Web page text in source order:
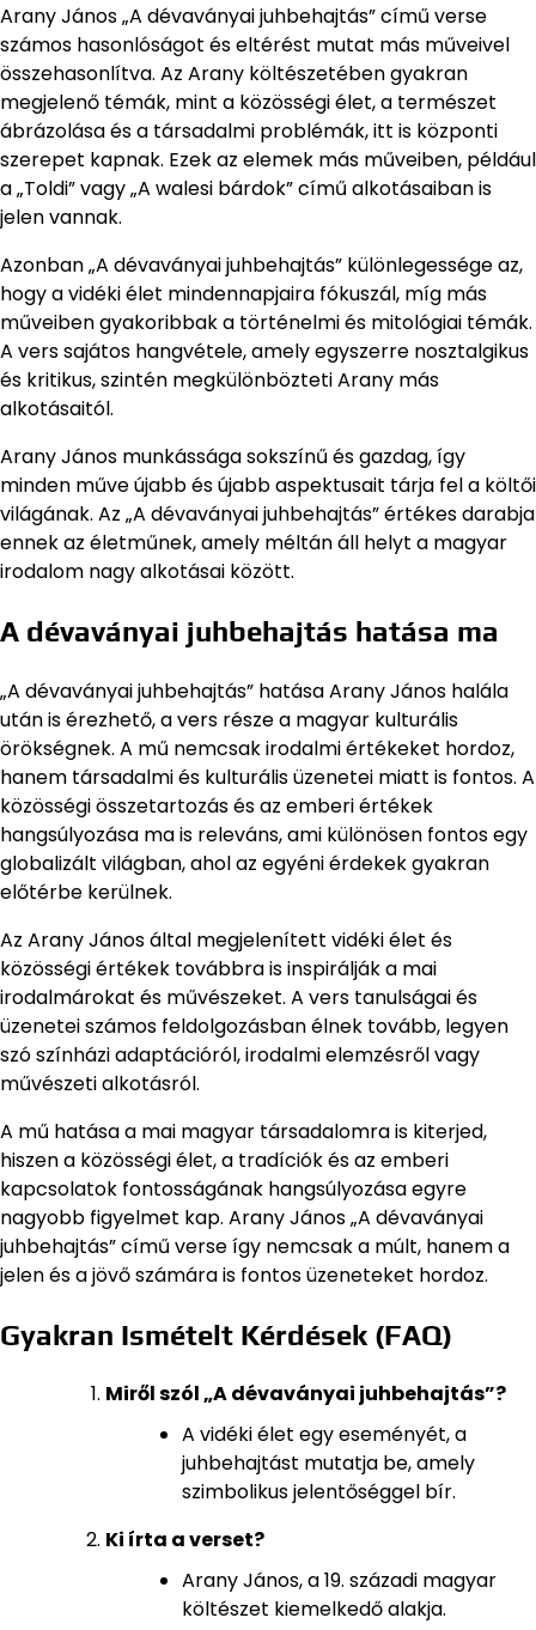
Arany János „A dévaványai juhbehajtás” című verse
számos hasonlóságot és eltérést mutat más műveivel
összehasonlítva. Az Arany költészetében gyakran
megjelenő témák, mint a közösségi élet, a természet
ábrázolása és a társadalmi problémák, itt is központi
szerepet kapnak. Ezek az elemek más műveiben, például
a „Toldi” vagy „A walesi bárdok” című alkotásaiban is
jelen vannak.
Azonban „A dévaványai juhbehajtás” különlegessége az,
hogy a vidéki élet mindennapjaira fókuszál, míg más
műveiben gyakoribbak a történelmi és mitológiai témák.
A vers sajátos hangvétele, amely egyszerre nosztalgikus
és kritikus, szintén megkülönbözteti Arany más
alkotásaitól.
Arany János munkássága sokszínű és gazdag, így
minden műve újabb és újabb aspektusait tárja fel a költői
világának. Az „A dévaványai juhbehajtás” értékes darabja
ennek az életműnek, amely méltán áll helyt a magyar
irodalom nagy alkotásai között.
A dévaványai juhbehajtás hatása ma
„A dévaványai juhbehajtás” hatása Arany János halála
után is érezhető, a vers része a magyar kulturális
örökségnek. A mű nemcsak irodalmi értékeket hordoz,
hanem társadalmi és kulturális üzenetei miatt is fontos. A
közösségi összetartozás és az emberi értékek
hangsúlyozása ma is releváns, ami különösen fontos egy
globalizált világban, ahol az egyéni érdekek gyakran
előtérbe kerülnek.
Az Arany János által megjelenített vidéki élet és
közösségi értékek továbbra is inspirálják a mai
irodalmárokat és művészeket. A vers tanulságai és
üzenetei számos feldolgozásban élnek tovább, legyen
szó színházi adaptációról, irodalmi elemzésről vagy
művészeti alkotásról.
A mű hatása a mai magyar társadalomra is kiterjed,
hiszen a közösségi élet, a tradíciók és az emberi
kapcsolatok fontosságának hangsúlyozása egyre
nagyobb figyelmet kap. Arany János „A dévaványai
juhbehajtás” című verse így nemcsak a múlt, hanem a
jelen és a jövő számára is fontos üzeneteket hordoz.
Gyakran Ismételt Kérdések (FAQ)
Miről szól „A dévaványai juhbehajtás”?
A vidéki élet egy eseményét, a
juhbehajtást mutatja be, amely
szimbolikus jelentőséggel bír.
Ki írta a verset?
Arany János, a 19. századi magyar
költészet kiemelkedő alakja.